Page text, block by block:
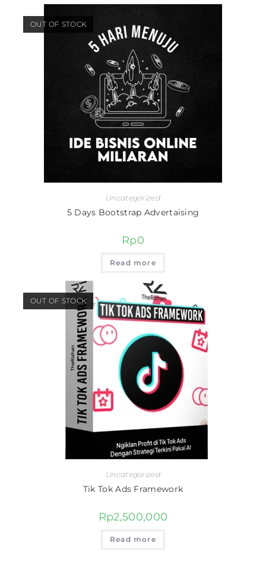
OUT OF STOCK
Uncategorized
5 Days Bootstrap Advertaising
Rp0
Read more
OUT OF STOCK
Uncategorized
Tik Tok Ads Framework
Rp2,500,000
Read more